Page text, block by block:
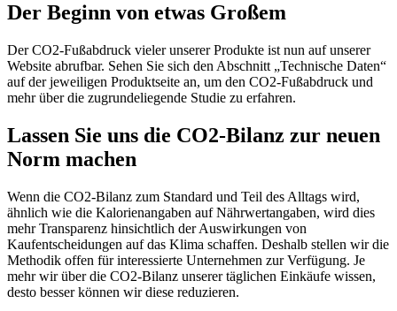
Der Beginn von etwas Großem
Der CO2-Fußabdruck vieler unserer Produkte ist nun auf unserer
Website abrufbar. Sehen Sie sich den Abschnitt „Technische Daten“
auf der jeweiligen Produktseite an, um den CO2-Fußabdruck und
mehr über die zugrundeliegende Studie zu erfahren.
Lassen Sie uns die CO2-Bilanz zur neuen
Norm machen
Wenn die CO2-Bilanz zum Standard und Teil des Alltags wird,
ähnlich wie die Kalorienangaben auf Nährwertangaben, wird dies
mehr Transparenz hinsichtlich der Auswirkungen von
Kaufentscheidungen auf das Klima schaffen. Deshalb stellen wir die
Methodik offen für interessierte Unternehmen zur Verfügung. Je
mehr wir über die CO2-Bilanz unserer täglichen Einkäufe wissen,
desto besser können wir diese reduzieren.